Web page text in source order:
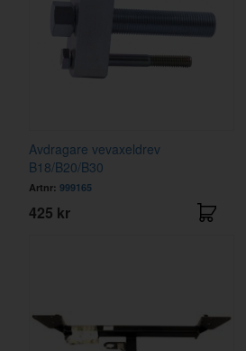
Avdragare vevaxeldrev
B18/B20/B30
Artnr: 999165
425 kr